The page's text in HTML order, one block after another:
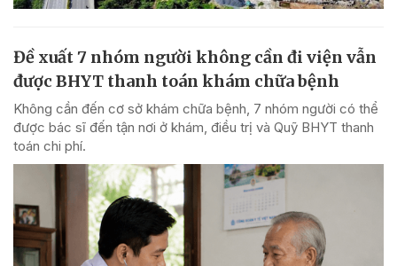
Đề xuất 7 nhóm người không cần đi viện vẫn
được BHYT thanh toán khám chữa bệnh
Không cần đến cơ sở khám chữa bệnh, 7 nhóm người có thể
được bác sĩ đến tận nơi ở khám, điều trị và Quỹ BHYT thanh
toán chi phí.